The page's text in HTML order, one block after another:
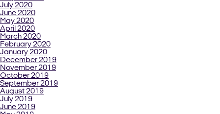
July 2020
June 2020
May 2020
April 2020
March 2020
February 2020
January 2020
December 2019
November 2019
October 2019
September 2019
August 2019
July 2019
June 2019